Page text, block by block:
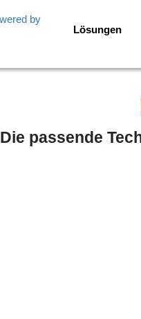
Lösungen
Die passende